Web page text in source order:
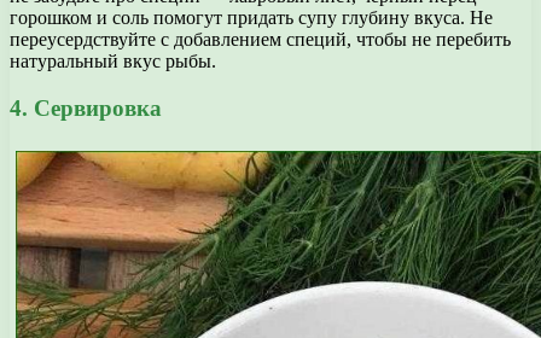
горошком и соль помогут придать супу глубину вкуса. Не
переусердствуйте с добавлением специй, чтобы не перебить
натуральный вкус рыбы.
4. Сервировка